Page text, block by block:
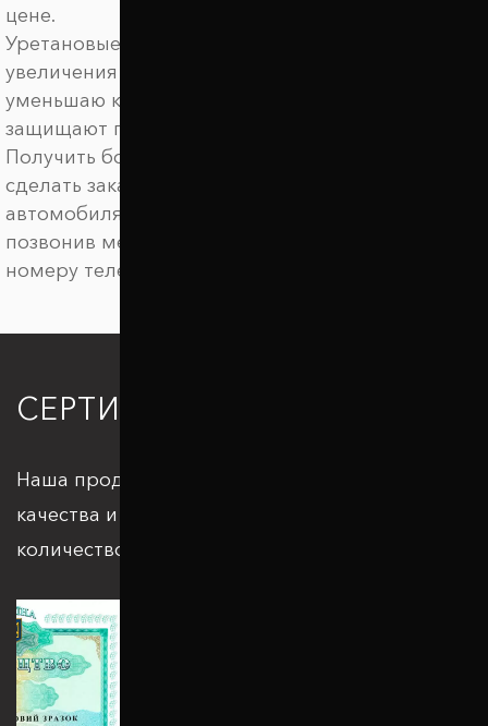
цене.
Уретановые баферы ТТС предназначены для
увеличения клиренса автомобиля, они
уменьшаю крен автомобиля в поворотах,
защищают подвеску от пробоев.
Получить более детальную информацию,
сделать заказ на межвитковые проставки для
автомобиля Honda Ridgeline. можно онлайн или
позвонив менеджеру по удобному для вас
номеру телефона.
СЕРТИФИКАЦИЯ
Наша продукция отвечает всем стандартам
качества и подкрепляется большим
количеством патентов и сертификатов